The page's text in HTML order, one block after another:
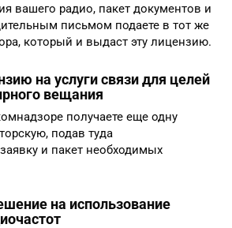
вашего радио, пакет документов и
письмом подаете в тот же
который и выдаст эту лицензию.
на услуги связи для целей
вещания
получаете еще одну
подав туда
и пакет необходимых
на использование